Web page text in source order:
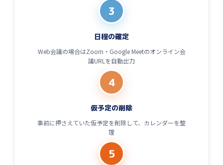
3
日程の確定
Web会議の場合はZoom・Google Meetのオンライン会
議URLを自動出力
4
仮予定の削除
事前に押さえていた仮予定を削除して、カレンダーを整
理
5